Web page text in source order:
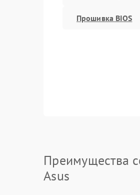
Прошивка BIOS
Преимущества
Asus